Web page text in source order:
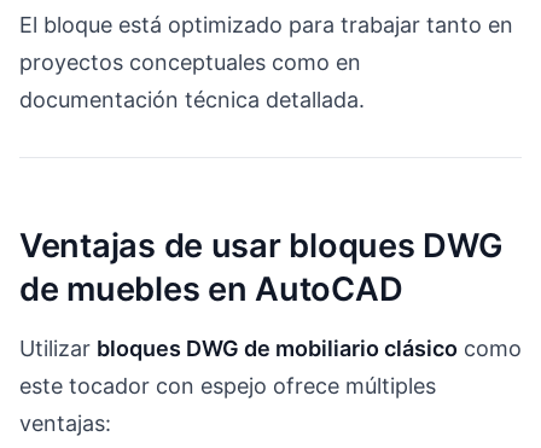
El bloque está optimizado para trabajar tanto en
proyectos conceptuales como en
documentación técnica detallada.
Ventajas de usar bloques DWG
de muebles en AutoCAD
Utilizar bloques DWG de mobiliario clásico como
este tocador con espejo ofrece múltiples
ventajas: